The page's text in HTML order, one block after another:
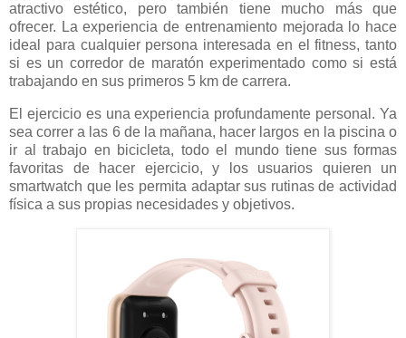
atractivo estético, pero también tiene mucho más que
ofrecer. La experiencia de entrenamiento mejorada lo hace
ideal para cualquier persona interesada en el fitness, tanto
si es un corredor de maratón experimentado como si está
trabajando en sus primeros 5 km de carrera.
El ejercicio es una experiencia profundamente personal. Ya
sea correr a las 6 de la mañana, hacer largos en la piscina o
ir al trabajo en bicicleta, todo el mundo tiene sus formas
favoritas de hacer ejercicio, y los usuarios quieren un
smartwatch que les permita adaptar sus rutinas de actividad
física a sus propias necesidades y objetivos.